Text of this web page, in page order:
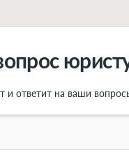
и ответит на ваши